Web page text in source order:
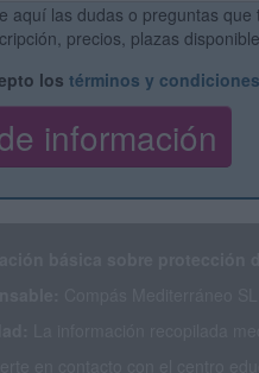
aquí las dudas o preguntas
precios, plazas
los términos y condiciones